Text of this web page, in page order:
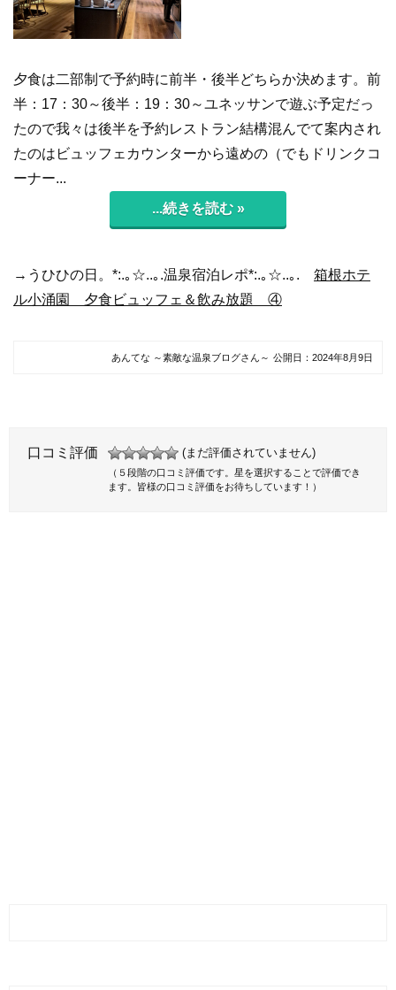
夕食は二部制で予約時に前半・後半どちらか決めます。前
半：17：30～後半：19：30～ユネッサンで遊ぶ予定だっ
たので我々は後半を予約レストラン結構混んでて案内され
たのはビュッフェカウンターから遠めの（でもドリンクコ
ーナー...
...続きを読む »
→うひひの日。*:.｡☆..｡.温泉宿泊レポ*:.｡☆..｡. 箱根ホテ
ル小涌園 夕食ビュッフェ＆飲み放題 ④
あんてな ～素敵な温泉ブログさん～ 公開日： 2024年8月9日
口コミ評価 (まだ評価されていません)
（５段階の口コミ評価です。星を選択することで評価でき
ます。皆様の口コミ評価をお待ちしています！）